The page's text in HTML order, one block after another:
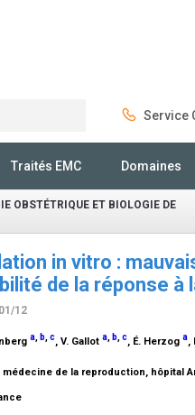
Service
Traités EMC Domaines
OBSTÉTRIQUE ET BIOLOGIE DE
in vitro :
de la réponse à
12
a, b,c, V. Gallot a, b,c, É. Herzog a,
de la reproduction, hôpital